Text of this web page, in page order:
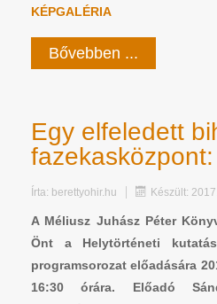
KÉPGALÉRIA
Bővebben ...
Egy elfeledett
Írta: berettyohir.hu Készült:
A Méliusz Juhász Péter
Önt a Helytörténeti
programsorozat előadására
16:30 órára. Előadó